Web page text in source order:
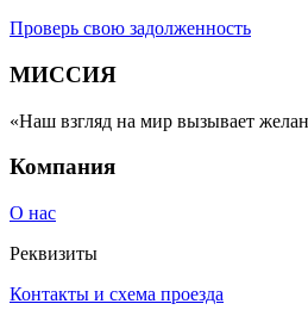
Проверь свою задолженность
МИССИЯ
«Наш взгляд на мир вызывает
Компания
О нас
Реквизиты
Контакты и схема проезда